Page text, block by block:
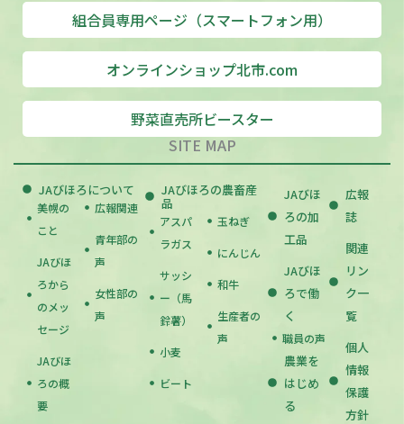
組合員専用ページ（スマートフォン用）
オンラインショップ北市.com
野菜直売所ビースター
SITE MAP
JAびほろについて
美幌の
こと
JAびほ
ろから
のメッ
セージ
JAびほ
ろの概
要
広報関連
青年部の
声
女性部の
声
JAびほろの農畜産
品
アスパ
ラガス
サッシ
ー（馬
鈴薯）
小麦
ビート
玉ねぎ
にんじん
和牛
生産者の
声
JAびほ
ろの加
工品
JAびほ
ろで働
く
職員の声
農業を
はじめ
る
広報
誌
関連
リン
ク一
覧
個人
情報
保護
方針